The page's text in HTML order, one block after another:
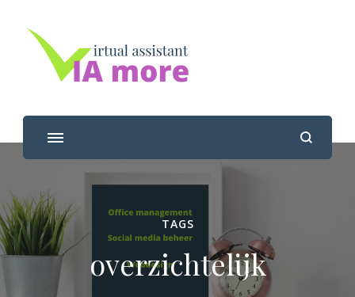
Viamore
Jouw virtual assistant
TAGS
overzichtelijk